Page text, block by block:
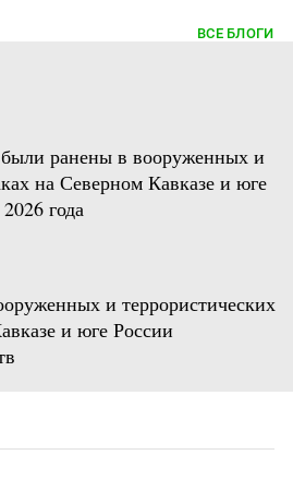
ВСЕ БЛОГИ
ранены в вооруженных и
на Северном Кавказе и юге
года
и террористических
и юге России